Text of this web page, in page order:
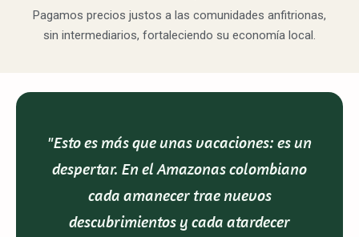
Pagamos precios justos a las comunidades anfitrionas,
sin intermediarios, fortaleciendo su economía local.
"Esto es más que unas vacaciones: es un
despertar. En el Amazonas colombiano
cada amanecer trae nuevos
descubrimientos y cada atardecer